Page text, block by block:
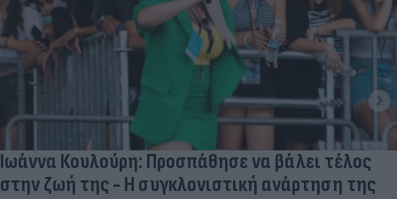
Ιωάννα Κουλούρη: Προσπάθησε να βάλει τέλος
στην ζωή της - Η συγκλονιστική ανάρτηση της